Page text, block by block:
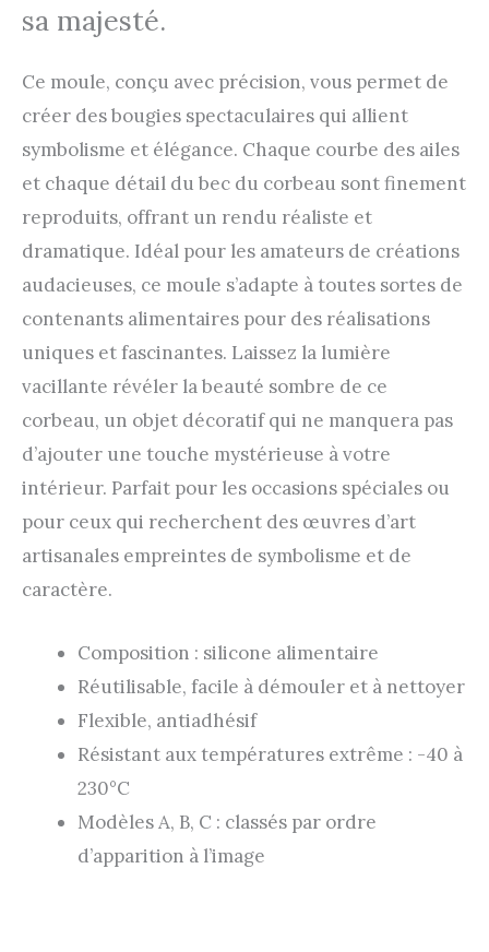
sa majesté.
Ce moule, conçu avec précision, vous permet de
créer des bougies spectaculaires qui allient
symbolisme et élégance. Chaque courbe des ailes
et chaque détail du bec du corbeau sont finement
reproduits, offrant un rendu réaliste et
dramatique. Idéal pour les amateurs de créations
audacieuses, ce moule s’adapte à toutes sortes de
contenants alimentaires pour des réalisations
uniques et fascinantes. Laissez la lumière
vacillante révéler la beauté sombre de ce
corbeau, un objet décoratif qui ne manquera pas
d’ajouter une touche mystérieuse à votre
intérieur. Parfait pour les occasions spéciales ou
pour ceux qui recherchent des œuvres d’art
artisanales empreintes de symbolisme et de
caractère.
Composition : silicone alimentaire
Réutilisable, facile à démouler et à nettoyer
Flexible, antiadhésif
Résistant aux températures extrême : -40 à
230°C
Modèles A, B, C : classés par ordre
d’apparition à l’image